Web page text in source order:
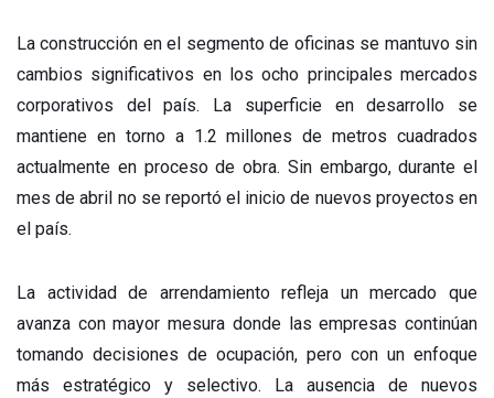
La construcción en el segmento de oficinas se mantuvo sin
cambios significativos en los ocho principales mercados
corporativos del país. La superficie en desarrollo se
mantiene en torno a 1.2 millones de metros cuadrados
actualmente en proceso de obra. Sin embargo, durante el
mes de abril no se reportó el inicio de nuevos proyectos en
el país.
La actividad de arrendamiento refleja un mercado que
avanza con mayor mesura donde las empresas continúan
tomando decisiones de ocupación, pero con un enfoque
más estratégico y selectivo. La ausencia de nuevos